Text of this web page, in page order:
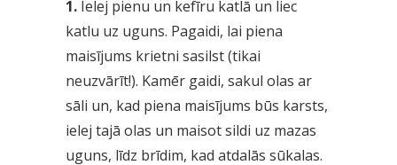
1. Ielej pienu un kefīru katlā un liec
katlu uz uguns. Pagaidi, lai piena
maisījums krietni sasilst (tikai
neuzvārīt!). Kamēr gaidi, sakul olas ar
sāli un, kad piena maisījums būs karsts,
ielej tajā olas un maisot sildi uz mazas
uguns, līdz brīdim, kad atdalās sūkalas.